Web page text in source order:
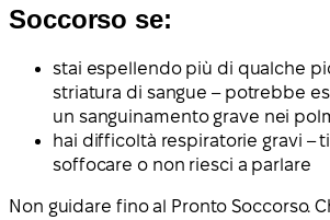
Soccorso se:
stai espellendo più di qualche
striatura di sangue – potrebbe
un sanguinamento grave nei
hai difficoltà respiratorie gravi –
soffocare o non riesci a parlare
Non guidare fino al Pronto Soccorso.